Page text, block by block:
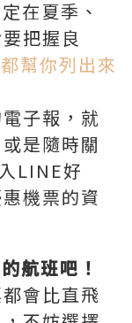
在夏季、
把握良
幫你列出來
子報，就
是隨時關
LINE好
機票的資
航班吧！
會比直飛